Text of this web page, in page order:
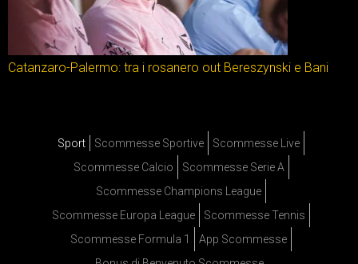
Catanzaro-Palermo: tra i rosanero out Bereszynski e Bani
Sport Scommesse Sportive
Scommesse Live
Scommesse Calcio
Scommesse Serie A
Scommesse Champions League
Scommesse Europa League
Scommesse Tennis
Scommesse Formula 1
App Scommesse